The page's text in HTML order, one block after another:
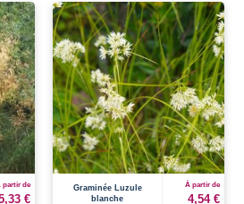
partir de
€
Graminée Luzule
blanche
À partir de
4,54 €